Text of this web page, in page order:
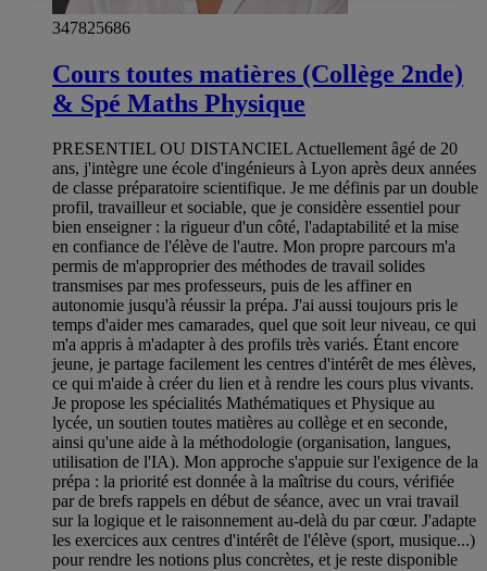
347825686
Cours toutes matières (Collège 2nde)
& Spé Maths Physique
PRESENTIEL OU DISTANCIEL Actuellement âgé de 20
ans, j'intègre une école d'ingénieurs à Lyon après deux années
de classe préparatoire scientifique. Je me définis par un double
profil, travailleur et sociable, que je considère essentiel pour
bien enseigner : la rigueur d'un côté, l'adaptabilité et la mise
en confiance de l'élève de l'autre. Mon propre parcours m'a
permis de m'approprier des méthodes de travail solides
transmises par mes professeurs, puis de les affiner en
autonomie jusqu'à réussir la prépa. J'ai aussi toujours pris le
temps d'aider mes camarades, quel que soit leur niveau, ce qui
m'a appris à m'adapter à des profils très variés. Étant encore
jeune, je partage facilement les centres d'intérêt de mes élèves,
ce qui m'aide à créer du lien et à rendre les cours plus vivants.
Je propose les spécialités Mathématiques et Physique au
lycée, un soutien toutes matières au collège et en seconde,
ainsi qu'une aide à la méthodologie (organisation, langues,
utilisation de l'IA). Mon approche s'appuie sur l'exigence de la
prépa : la priorité est donnée à la maîtrise du cours, vérifiée
par de brefs rappels en début de séance, avec un vrai travail
sur la logique et le raisonnement au-delà du par cœur. J'adapte
les exercices aux centres d'intérêt de l'élève (sport, musique...)
pour rendre les notions plus concrètes, et je reste disponible